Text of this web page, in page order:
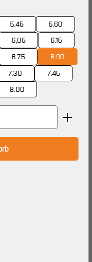
5.45
5.60
6,05
6.15
6.75
6.90
7.30
7.45
8.00
Wert ein